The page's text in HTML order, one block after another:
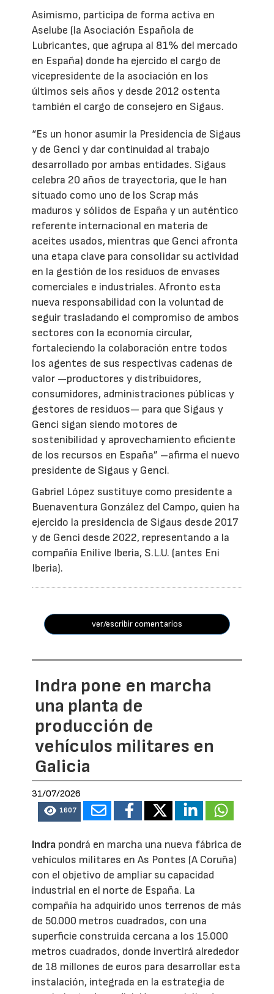
Asimismo, participa de forma activa en
Aselube (la Asociación Española de
Lubricantes, que agrupa al 81% del mercado
en España) donde ha ejercido el cargo de
vicepresidente de la asociación en los
últimos seis años y desde 2012 ostenta
también el cargo de consejero en Sigaus.
“Es un honor asumir la Presidencia de Sigaus
y de Genci y dar continuidad al trabajo
desarrollado por ambas entidades. Sigaus
celebra 20 años de trayectoria, que le han
situado como uno de los Scrap más
maduros y sólidos de España y un auténtico
referente internacional en materia de
aceites usados, mientras que Genci afronta
una etapa clave para consolidar su actividad
en la gestión de los residuos de envases
comerciales e industriales. Afronto esta
nueva responsabilidad con la voluntad de
seguir trasladando el compromiso de ambos
sectores con la economía circular,
fortaleciendo la colaboración entre todos
los agentes de sus respectivas cadenas de
valor —productores y distribuidores,
consumidores, administraciones públicas y
gestores de residuos— para que Sigaus y
Genci sigan siendo motores de
sostenibilidad y aprovechamiento eficiente
de los recursos en España” –afirma el nuevo
presidente de Sigaus y Genci.
Gabriel López sustituye como presidente a
Buenaventura González del Campo, quien ha
ejercido la presidencia de Sigaus desde 2017
y de Genci desde 2022, representando a la
compañía Enilive Iberia, S.L.U. (antes Eni
Iberia).
ver/escribir comentarios
Indra pone en marcha
una planta de
producción de
vehículos militares en
Galicia
31/07/2026
1607
Indra pondrá en marcha una nueva fábrica de
vehículos militares en As Pontes (A Coruña)
con el objetivo de ampliar su capacidad
industrial en el norte de España. La
compañía ha adquirido unos terrenos de más
de 50.000 metros cuadrados, con una
superficie construida cercana a los 15.000
metros cuadrados, donde invertirá alrededor
de 18 millones de euros para desarrollar esta
instalación, integrada en la estrategia de